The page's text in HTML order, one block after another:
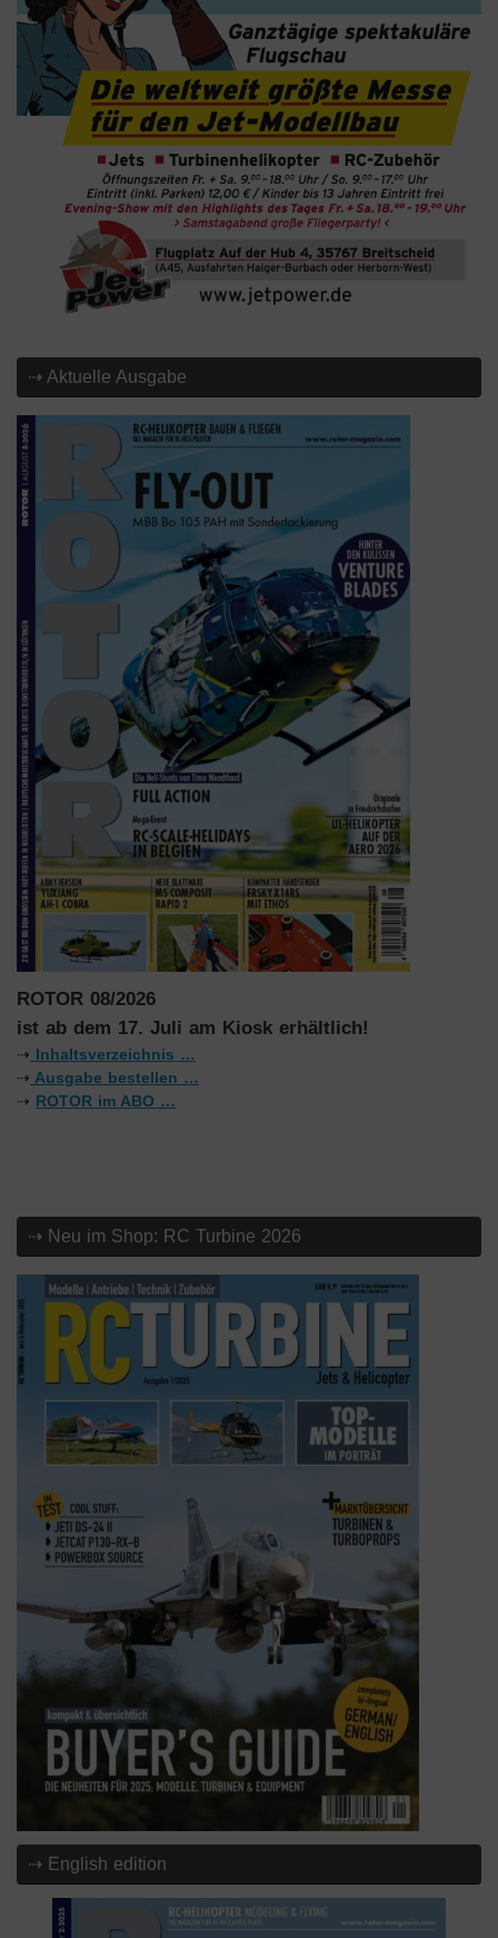
⇢ Aktuelle Ausgabe
ROTOR 08/2026
ist ab dem 17. Juli am Kiosk erhältlich!
⇢ Inhaltsverzeichnis …
⇢ Ausgabe bestellen …
⇢ ROTOR im ABO …
⇢ Neu im Shop: RC Turbine 2026
⇢ English edition